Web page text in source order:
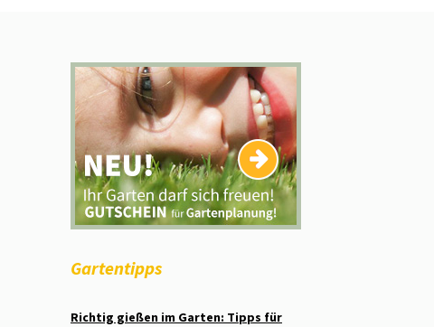
Gartentipps
Richtig gießen im Garten: Tipps für